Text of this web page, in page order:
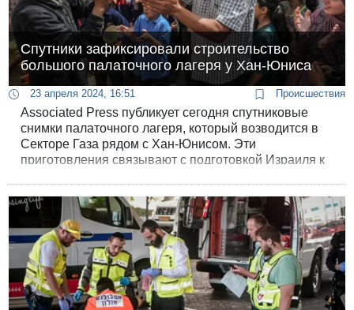
Спутники зафиксировали строительство
большого палаточного лагеря у Хан-Юниса
23 апреля 2024, 16:51 Происшествия
Associated Press публикует сегодня спутниковые
снимки палаточного лагеря, который возводится в
Секторе Газа рядом с Хан-Юнисом. Эти
приготовления связывают с подготовкой Израиля к